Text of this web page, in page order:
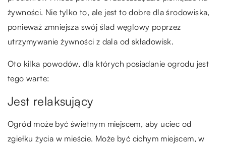
żywności. Nie tylko to, ale jest to dobre dla środowiska,
ponieważ zmniejsza swój ślad węglowy poprzez
utrzymywanie żywności z dala od składowisk.
Oto kilka powodów, dla których posiadanie ogrodu jest
tego warte:
Jest relaksujący
Ogród może być świetnym miejscem, aby uciec od
zgiełku życia w mieście. Może być cichym miejscem, w